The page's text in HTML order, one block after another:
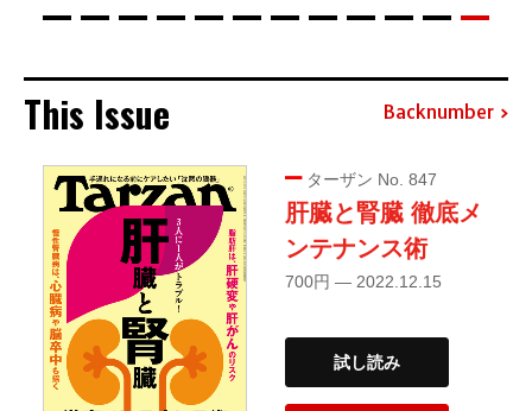
This Issue Backnumber
ターザン No. 847
肝臓と腎臓 徹底メ
ンテナンス術
700円 — 2022.12.15
試し読み